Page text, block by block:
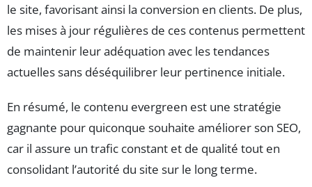
le site, favorisant ainsi la conversion en clients. De plus,
les mises à jour régulières de ces contenus permettent
de maintenir leur adéquation avec les tendances
actuelles sans déséquilibrer leur pertinence initiale.
En résumé, le contenu evergreen est une stratégie
gagnante pour quiconque souhaite améliorer son SEO,
car il assure un trafic constant et de qualité tout en
consolidant l’autorité du site sur le long terme.